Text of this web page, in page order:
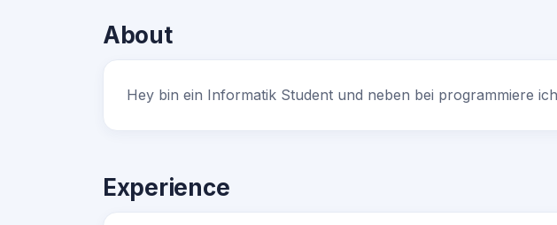
About
Hey bin ein Informatik Student und neben bei programmiere
Experience